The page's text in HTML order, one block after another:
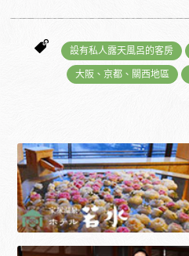
設有私人露天風呂的客房
大阪、京都、關西地區